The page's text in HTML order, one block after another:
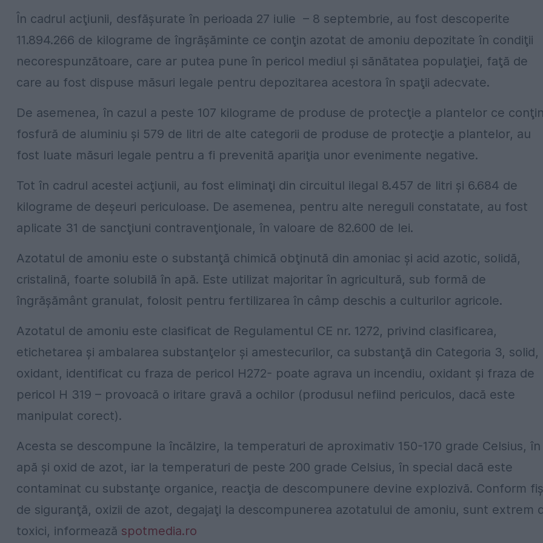
În cadrul acţiunii, desfăşurate în perioada 27 iulie – 8 septembrie, au fost descoperite
11.894.266 de kilograme de îngrăşăminte ce conţin azotat de amoniu depozitate în condiţii
necorespunzătoare, care ar putea pune în pericol mediul şi sănătatea populaţiei, faţă de
care au fost dispuse măsuri legale pentru depozitarea acestora în spaţii adecvate.
De asemenea, în cazul a peste 107 kilograme de produse de protecţie a plantelor ce
fosfură de aluminiu şi 579 de litri de alte categorii de produse de protecţie a plantelor, au
fost luate măsuri legale pentru a fi prevenită apariţia unor evenimente negative.
Tot în cadrul acestei acţiunii, au fost eliminaţi din circuitul ilegal 8.457 de litri şi 6.684 de
kilograme de deşeuri periculoase. De asemenea, pentru alte nereguli constatate, au fost
aplicate 31 de sancţiuni contravenţionale, în valoare de 82.600 de lei.
Azotatul de amoniu este o substanţă chimică obţinută din amoniac şi acid azotic, solidă,
cristalină, foarte solubilă în apă. Este utilizat majoritar în agricultură, sub formă de
îngrăşământ granulat, folosit pentru fertilizarea în câmp deschis a culturilor agricole.
Azotatul de amoniu este clasificat de Regulamentul CE nr. 1272, privind clasificarea,
etichetarea şi ambalarea substanţelor şi amestecurilor, ca substanţă din Categoria 3, solid,
oxidant, identificat cu fraza de pericol H272- poate agrava un incendiu, oxidant şi fraza de
pericol H 319 – provoacă o iritare gravă a ochilor (produsul nefiind periculos, dacă este
manipulat corect).
Acesta se descompune la încălzire, la temperaturi de aproximativ 150-170 grade Celsius, în
apă şi oxid de azot, iar la temperaturi de peste 200 grade Celsius, în special dacă este
contaminat cu substanţe organice, reacţia de descompunere devine explozivă. Conform
de siguranţă, oxizii de azot, degajaţi la descompunerea azotatului de amoniu, sunt extrem
toxici, informează spotmedia.ro